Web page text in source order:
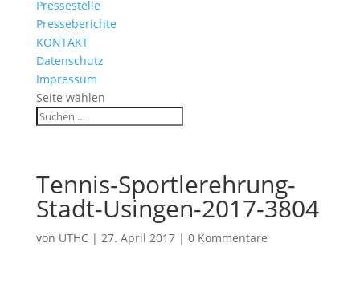
Pressestelle
Presseberichte
KONTAKT
Datenschutz
Impressum
Seite wählen
Tennis-Sportlerehrung-
Stadt-Usingen-2017-3804
von UTHC| 27. April 2017| 0 Kommentare